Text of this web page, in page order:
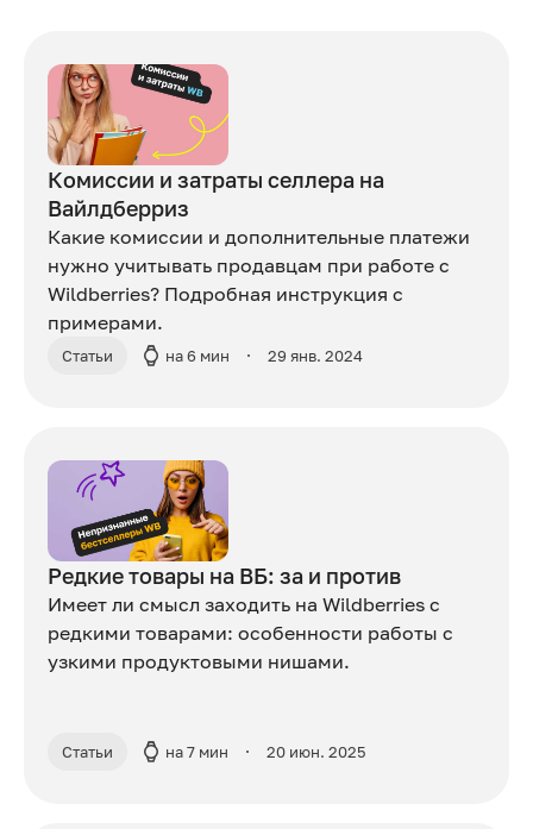
Комиссии и затраты селлера на
Вайлдберриз
Какие комиссии и дополнительные платежи
нужно учитывать продавцам при работе с
Wildberries? Подробная инструкция с
примерами.
Статьи на 6 мин 29 янв. 2024
Редкие товары на ВБ: за и против
Имеет ли смысл заходить на Wildberries c
редкими товарами: особенности работы с
узкими продуктовыми нишами.
Статьи на 7 мин 20 июн. 2025